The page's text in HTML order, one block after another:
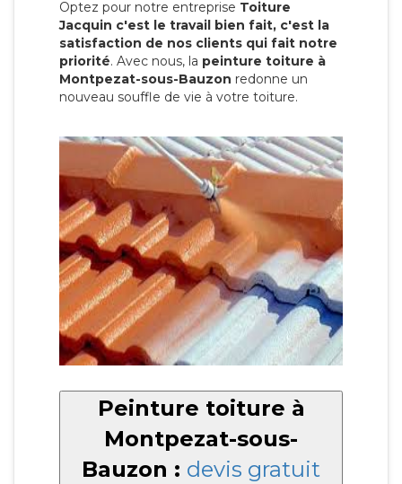
Optez pour notre entreprise Toiture
Jacquin c'est le travail bien fait, c'est la
satisfaction de nos clients qui fait notre
priorité. Avec nous, la peinture toiture à
Montpezat-sous-Bauzon redonne un
nouveau souffle de vie à votre toiture.
Peinture toiture à
Montpezat-sous-
Bauzon : devis gratuit